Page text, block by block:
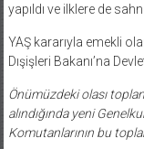
yapıldı ve ilklere de
YAŞ kararıyla emekli
Dışişleri Bakanı’na
Önümüzdeki olası
alındığında yeni
Komutanlarının bu